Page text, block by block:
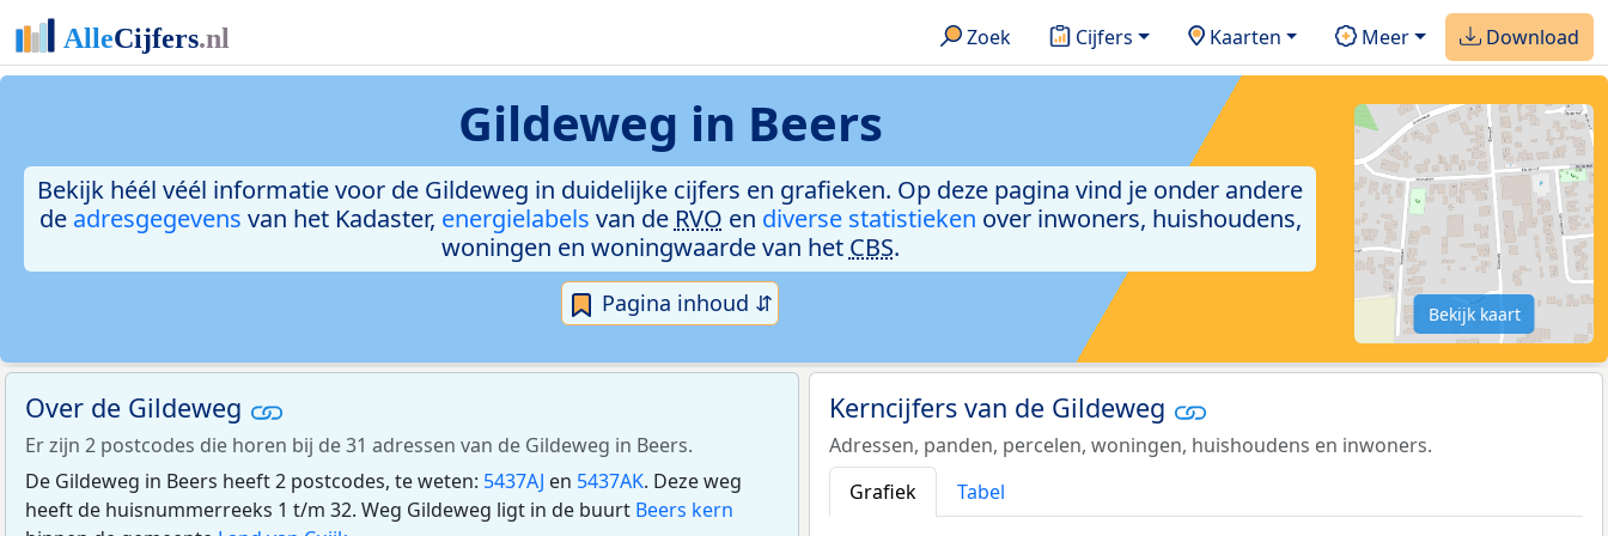
Zoek Cijfers Kaarten Meer Download
Gildeweg in Beers
Bekijk héél véél informatie voor de Gildeweg in duidelijke cijfers en grafieken. Op deze pagina vind je onder andere
de adresgegevens van het Kadaster, energielabels van de RVO en diverse statistieken over inwoners, huishoudens,
woningen en woningwaarde van het CBS.
Pagina inhoud ⇵ Bekijk kaart
Over de Gildeweg
Er zijn 2 postcodes die horen bij de 31 adressen van de Gildeweg in Beers.
De Gildeweg in Beers heeft 2 postcodes, te weten: 5437AJ en 5437AK. Deze weg
heeft de huisnummerreeks 1 t/m 32. Weg Gildeweg ligt in de buurt Beers kern
Kerncijfers van de Gildeweg
Adressen, panden, percelen, woningen, huishoudens en inwoners.
Grafiek
Tabel